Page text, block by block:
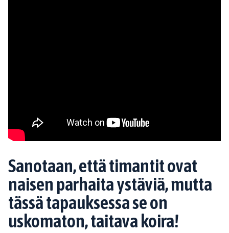
Sanotaan, että timantit ovat
naisen parhaita ystäviä, mutta
tässä tapauksessa se on
uskomaton, taitava koira!